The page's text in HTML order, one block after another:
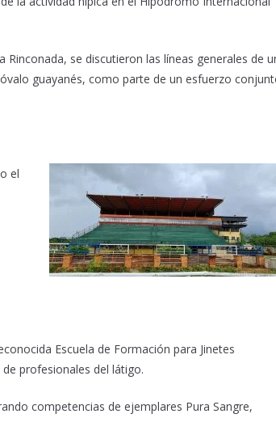
se discutieron las líneas generales de
guayanés, como parte de un esfuerzo
el
Escuela de Formación para Jinetes
profesionales del látigo.
competencias de ejemplares Pura Sangre,